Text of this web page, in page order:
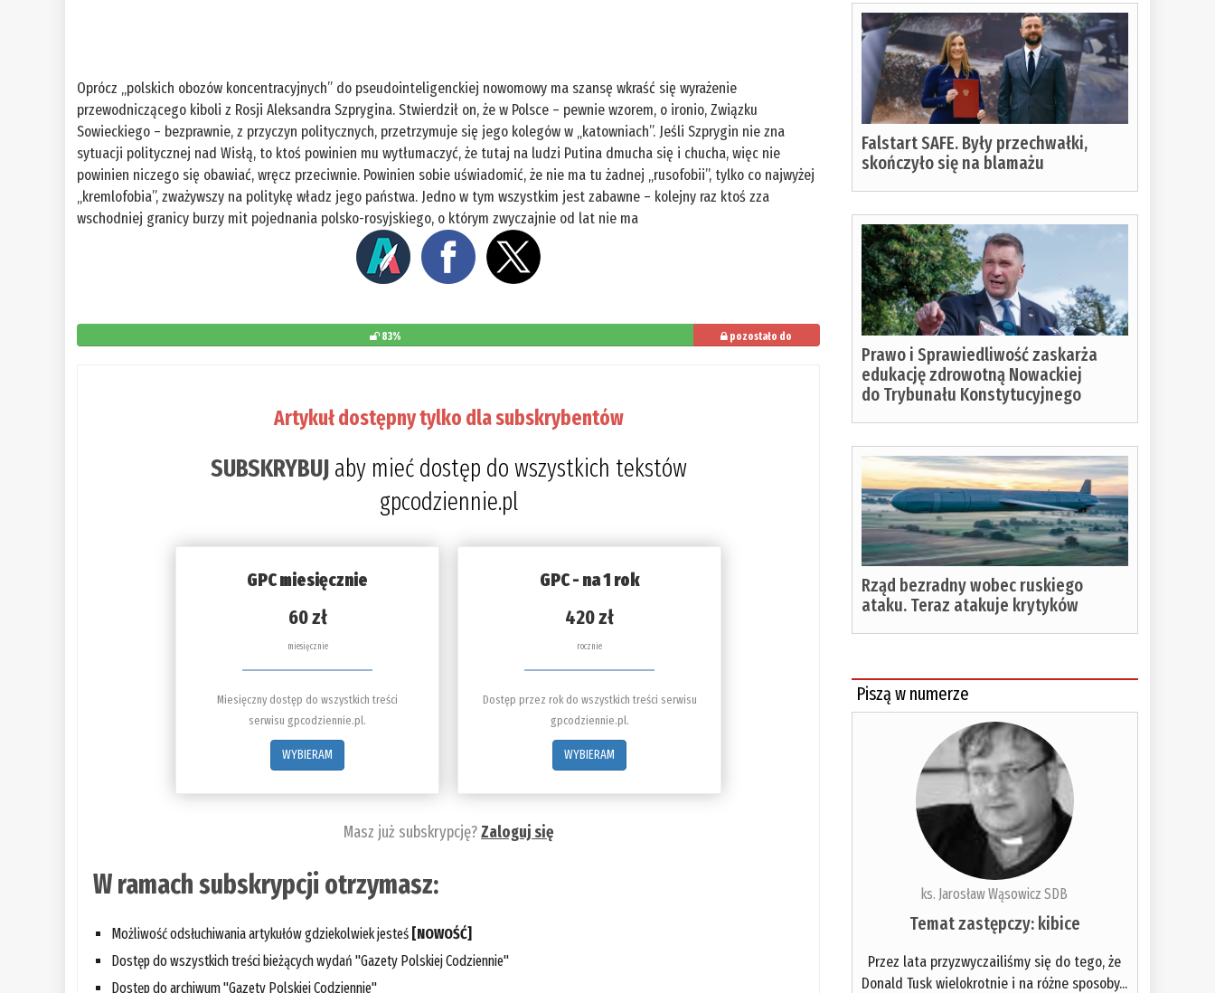
Oprócz „polskich obozów koncentracyjnych” do pseudointeligenckiej nowomowy ma szansę wkraść się wyrażenie
przewodniczącego kiboli z Rosji Aleksandra Szprygina. Stwierdził on, że w Polsce – pewnie wzorem, o ironio, Związku
Sowieckiego – bezprawnie, z przyczyn politycznych, przetrzymuje się jego kolegów w „katowniach”. Jeśli Szprygin nie zna
sytuacji politycznej nad Wisłą, to ktoś powinien mu wytłumaczyć, że tutaj na ludzi Putina dmucha się i chucha, więc nie
powinien niczego się obawiać, wręcz przeciwnie. Powinien sobie uświadomić, że nie ma tu żadnej „rusofobii”, tylko co najwyżej
„kremlofobia”, zważywszy na politykę władz jego państwa. Jedno w tym wszystkim jest zabawne – kolejny raz ktoś zza
wschodniej granicy burzy mit pojednania polsko-rosyjskiego, o którym zwyczajnie od lat nie ma
83%
pozostało do
Artykuł dostępny tylko dla subskrybentów
SUBSKRYBUJaby mieć dostęp do wszystkich tekstów
gpcodziennie.pl
GPC miesięcznie
60 zł
miesięcznie
Miesięczny dostęp do wszystkich treści
serwisu gpcodziennie.pl.
WYBIERAM
GPC - na 1 rok
420 zł
rocznie
Dostęp przez rok do wszystkich treści serwisu
gpcodziennie.pl.
WYBIERAM
Masz już subskrypcję?Zaloguj się
W ramach subskrypcji otrzymasz:
Możliwość odsłuchiwania artykułów gdziekolwiek jesteś [NOWOŚĆ]
Dostęp do wszystkich treści bieżących wydań "Gazety Polskiej Codziennie"
Dostęp do archiwum "Gazety Polskiej Codziennie"
Falstart SAFE. Były przechwałki,
skończyło się na blamażu
Prawo i Sprawiedliwość zaskarża
edukację zdrowotną Nowackiej
do Trybunału Konstytucyjnego
Rząd bezradny wobec ruskiego
ataku. Teraz atakuje krytyków
Piszą w numerze
ks. Jarosław Wąsowicz SDB
Temat zastępczy: kibice
Przez lata przyzwyczailiśmy się do tego, że
Donald Tusk wielokrotnie i na różne sposoby...